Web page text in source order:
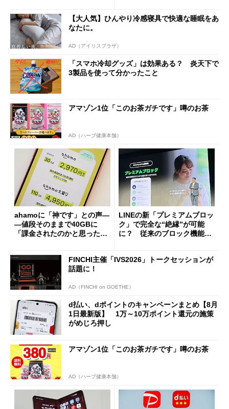
【大人気】ひんやり冷感寝具で快適な睡眠をあ
なたに。
AD（アイリスプラザ）
「スマホ冷却グッズ」は効果ある？ 炎天下で
3製品を使って分かったこと
アマゾン1位「このお茶ガチです」噂のお茶
AD（ハーブ健康本舗）
ahamoに「神です」との声―
―値段そのままで40GBに
「課金されたのかと思った」
LINEの新「プレミアムブロッ
ク」で完全な“絶縁”が可能
に？ 従来のブロック機能と
FINCHI主催「IVS2026」トークセッションが
話題に！
AD（FINCHI on GOETHE）
d払い、dポイントのキャンペーンまとめ【8月
1日最新版】 1万～10万ポイント還元の施策
がめじろ押し
アマゾン1位「このお茶ガチです」噂のお茶
AD（ハーブ健康本舗）